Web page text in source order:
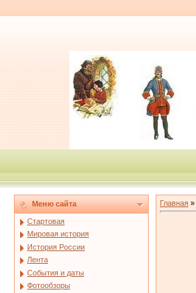
Меню сайта
Стартовая
Мировая история
История России
Лента
События и даты
Фотообзоры
Главная »